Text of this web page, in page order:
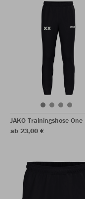
JAKO Trainingshose One
ab 23,00 €